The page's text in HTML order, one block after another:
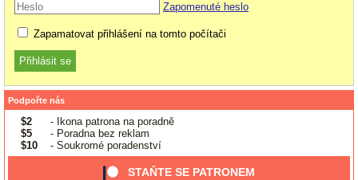
Zapomenuté heslo
Zapamatovat přihlášení na tomto počítači
Podpořte nás
$2
- Ikona patrona na poradně
$5
- Poradna bez reklam
$10
- Soukromé poradenství
STAŇTE SE PATRONEM